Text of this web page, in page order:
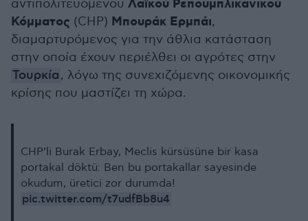
αντιπολιτευόμενου Λαϊκού Ρεπουμπλικανικού
Κόμματος (CHP) Μπουράκ Ερμπάι,
διαμαρτυρόμενος για την άθλια κατάσταση
στην οποία έχουν περιέλθει οι αγρότες στην
Τουρκία, λόγω της συνεχιζόμενης οικονομικής
κρίσης που μαστίζει τη χώρα.
CHP’li Burak Erbay, Meclis kürsüsüne bir kasa
portakal döktü: Ben bu portakallar sayesinde
okudum, üretici zor durumda!
pic.twitter.com/t7udfBb8u4